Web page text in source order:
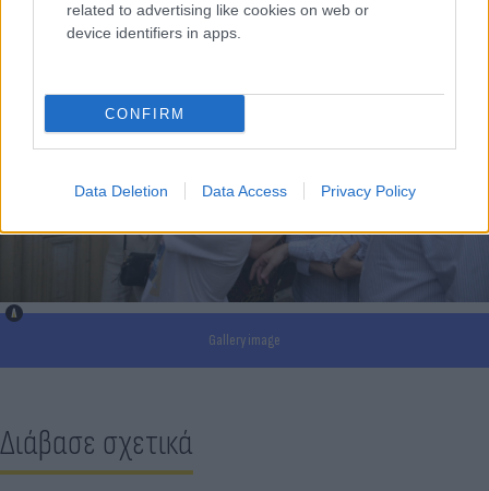
related to advertising like cookies on web or
device identifiers in apps.
CONFIRM
Data Deletion Data Access Privacy Policy
Gallery image
Διάβασε σχετικά